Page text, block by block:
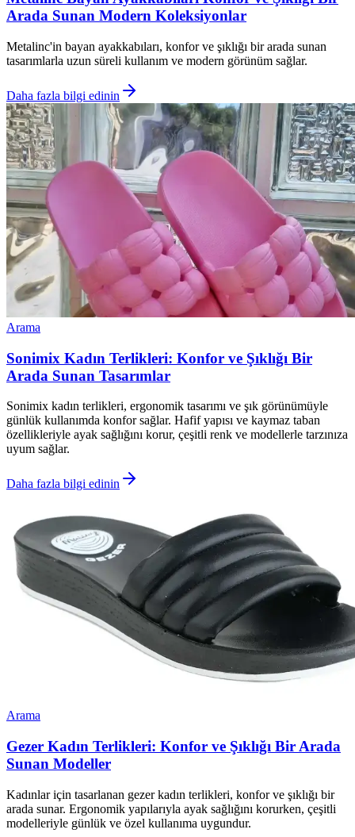
Arada Sunan Modern Koleksiyonlar
Metalinc'in bayan ayakkabıları, konfor ve şıklığı bir arada sunan
tasarımlarla uzun süreli kullanım ve modern görünüm sağlar.
Daha fazla bilgi edinin
Arama
Sonimix Kadın Terlikleri: Konfor ve Şıklığı Bir
Arada Sunan Tasarımlar
Sonimix kadın terlikleri, ergonomik tasarımı ve şık görünümüyle
günlük kullanımda konfor sağlar. Hafif yapısı ve kaymaz taban
özellikleriyle ayak sağlığını korur, çeşitli renk ve modellerle tarzınıza
uyum sağlar.
Daha fazla bilgi edinin
Arama
Gezer Kadın Terlikleri: Konfor ve Şıklığı Bir Arada
Sunan Modeller
Kadınlar için tasarlanan gezer kadın terlikleri, konfor ve şıklığı bir
arada sunar. Ergonomik yapılarıyla ayak sağlığını korurken, çeşitli
modelleriyle günlük ve özel kullanıma uygundur.